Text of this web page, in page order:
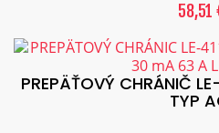
58,51
PREPÄŤOVÝ CHRÁNIČ
TYP